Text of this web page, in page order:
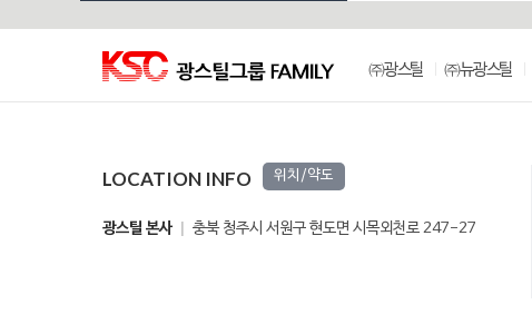
㈜광스틸 ㈜뉴광스틸
LOCATION INFO 위치/약도
광스틸 본사 충북 청주시 서원구 현도면 시목외천로 247-27